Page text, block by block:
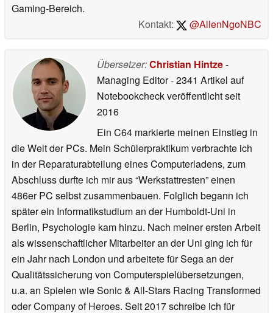
Gaming-Bereich.
Kontakt:
@AllenNgoNBC
Übersetzer:Christian Hintze-
Managing Editor- 2341 Artikel auf
Notebookcheck veröffentlichtseit
2016
Ein C64 markierte meinen Einstieg in
die Welt der PCs. Mein Schülerpraktikum verbrachte ich
in der Reparaturabteilung eines Computerladens, zum
Abschluss durfte ich mir aus “Werkstattresten” einen
486er PC selbst zusammenbauen. Folglich begann ich
später ein Informatikstudium an der Humboldt-Uni in
Berlin, Psychologie kam hinzu. Nach meiner ersten Arbeit
als wissenschaftlicher Mitarbeiter an der Uni ging ich für
ein Jahr nach London und arbeitete für Sega an der
Qualitätssicherung von Computerspielübersetzungen,
u.a. an Spielen wie Sonic & All-Stars Racing Transformed
oder Company of Heroes. Seit 2017 schreibe ich für